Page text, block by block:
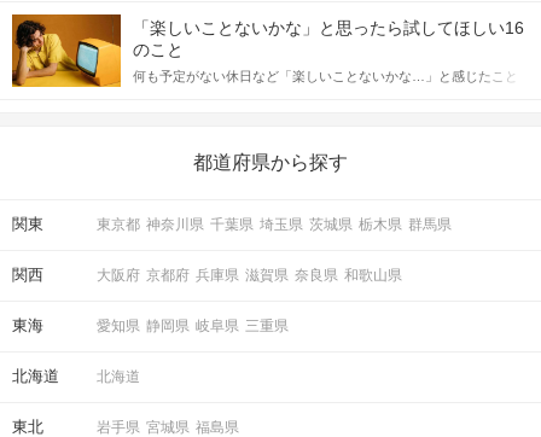
合にどのような行動に繋げるべきかをご紹介していきます。
しかし、中には「どう誘ったらいいの？」とお困りの男性もいら
っしゃるのではないでしょうか。 そこで今回は、男性から女性へ
送るLINEでのデートの誘い方のコツをご紹介します。例文も混じ
えながら解説するので、ぜひ参考にしてください。
「楽しいことないかな」と思ったら試してほしい16
のこと
何も予定がない休日など「楽しいことないかな…」と感じたこと
の楽しいことアイデアを集めました♪ いままさに楽しいことを探し
都道府県から探す
関東 東京都 神奈川県 千葉県 埼玉県 茨城県 栃木県 群馬県
関西 大阪府 京都府 兵庫県 滋賀県 奈良県 和歌山県
東海 愛知県 静岡県 岐阜県 三重県
北海道 北海道
東北 岩手県 宮城県 福島県